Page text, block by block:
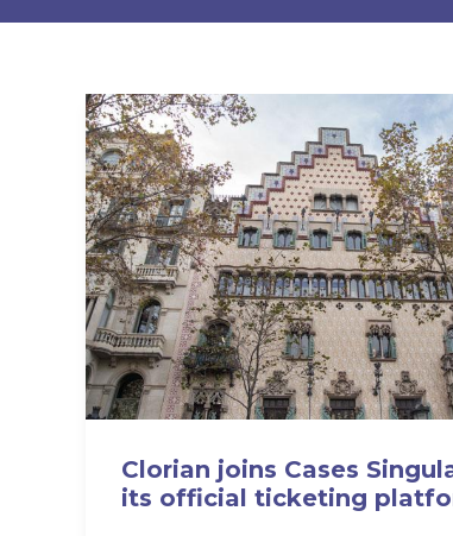
Clorian joins Cases
its official ticketing